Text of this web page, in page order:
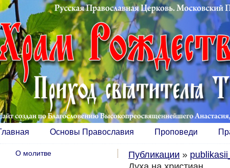
Основы Православия Проповеди
Публикации »
О молитве